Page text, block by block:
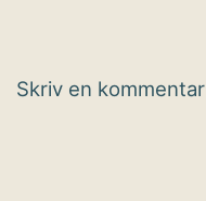
Skriv en kommentar